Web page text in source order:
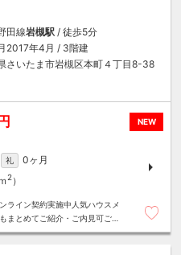
田線岩槻駅 / 徒歩5分
2017年4月 / 3階建
さいたま市岩槻区本町４丁目8-38
NEW
礼
0ヶ月
2）
ライン契約実施中人気ハウスメ
まとめてご紹介・ご内見可ご予